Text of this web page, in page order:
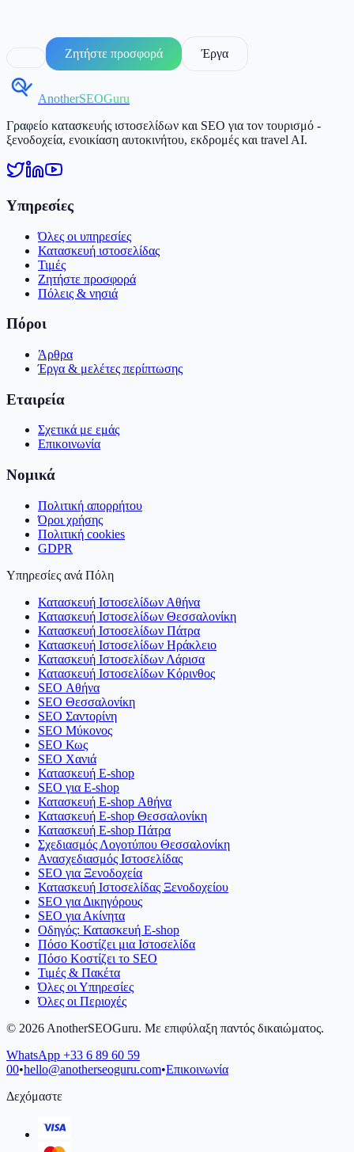
Ζητήστε προσφορά Έργα
AnotherSEOGuru
Γραφείο κατασκευής ιστοσελίδων και SEO για τον τουρισμό -
ξενοδοχεία, ενοικίαση αυτοκινήτου, εκδρομές και travel AI.
Υπηρεσίες
Όλες οι υπηρεσίες
Κατασκευή ιστοσελίδας
Τιμές
Ζητήστε προσφορά
Πόλεις & νησιά
Πόροι
Άρθρα
Έργα & μελέτες περίπτωσης
Εταιρεία
Σχετικά με εμάς
Επικοινωνία
Νομικά
Πολιτική απορρήτου
Όροι χρήσης
Πολιτική cookies
GDPR
Υπηρεσίες ανά Πόλη
Κατασκευή Ιστοσελίδων Αθήνα
Κατασκευή Ιστοσελίδων Θεσσαλονίκη
Κατασκευή Ιστοσελίδων Πάτρα
Κατασκευή Ιστοσελίδων Ηράκλειο
Κατασκευή Ιστοσελίδων Λάρισα
Κατασκευή Ιστοσελίδων Κόρινθος
SEO Αθήνα
SEO Θεσσαλονίκη
SEO Σαντορίνη
SEO Μύκονος
SEO Κως
SEO Χανιά
Κατασκευή E-shop
SEO για E-shop
Κατασκευή E-shop Αθήνα
Κατασκευή E-shop Θεσσαλονίκη
Κατασκευή E-shop Πάτρα
Σχεδιασμός Λογοτύπου Θεσσαλονίκη
Ανασχεδιασμός Ιστοσελίδας
SEO για Ξενοδοχεία
Κατασκευή Ιστοσελίδας Ξενοδοχείου
SEO για Δικηγόρους
SEO για Ακίνητα
Οδηγός: Κατασκευή E-shop
Πόσο Κοστίζει μια Ιστοσελίδα
Πόσο Κοστίζει το SEO
Τιμές & Πακέτα
Όλες οι Υπηρεσίες
Όλες οι Περιοχές
© 2026 AnotherSEOGuru. Με επιφύλαξη παντός δικαιώματος.
WhatsApp +33 6 89 60 59
00•hello@anotherseoguru.com•Επικοινωνία
Δεχόμαστε